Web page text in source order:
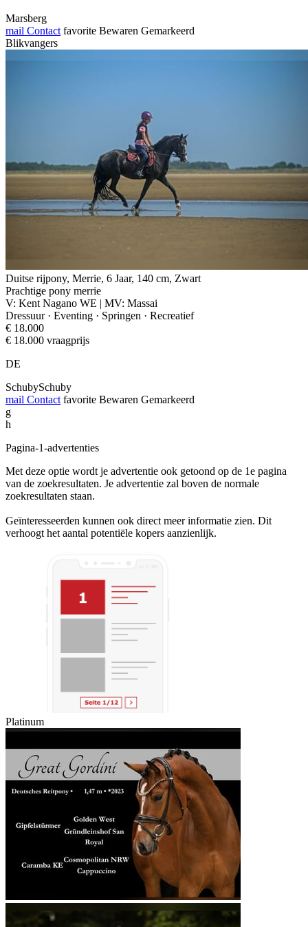
Marsberg
mail Contact favorite Bewaren Gemarkeerd
Blikvangers
Duitse rijpony, Merrie, 6 Jaar, 140 cm, Zwart
Prachtige pony merrie
V: Kent Nagano WE | MV: Massai
Dressuur · Eventing · Springen · Recreatief
€ 18.000
€ 18.000 vraagprijs
DE
SchubySchuby
mail Contact favorite Bewaren Gemarkeerd
g
h
Pagina-1-advertenties
Met deze optie wordt je advertentie ook getoond op de 1e pagina
van de zoekresultaten. Je advertentie zal boven de normale
zoekresultaten staan.
Geïnteresseerden kunnen ook direct meer informatie zien. Dit
verhoogt het aantal potentiële kopers aanzienlijk.
Platinum